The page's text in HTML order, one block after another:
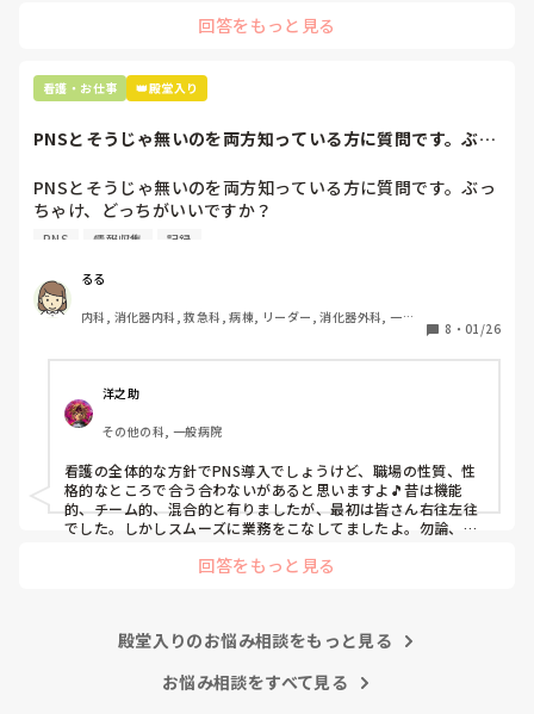
なんで頭回らなかったんだろう😭
市長さんは、
患者さんに迷惑かけたわけじゃないから大丈夫、
自分が情けなくて情けなくて😭
こんなバカな私をせめて笑い飛ばしてください笑
に出しちゃったり。(これは問題か💦)
回答をもっと見る
看護・お仕事 👑殿堂入り
PNSとそうじゃ無いのを両方知っている方に質問です。ぶっ
PNSとそうじゃ無いのを両方知っている方に質問です。ぶっ
ちゃけ、どっちがいいですか？
後、PNSを廃止しました。
私は、そのPNSを廃止した病棟からまだPNSをやっている病
棟に9月に異動してきました。
じざるを得ませんでした。
色々な病棟に入院したことのある患者さんも、「(私が異動
する前の病棟の方が)新人が患者から見てもよく動けてた
よ」と言っていました。
現病棟はPNSだけれども、結局は忙しくて、新人の面倒を見
てられず、清潔ケアや単純に点滴を繋げてくるなど、簡単な
仕事しか新人にさせていませんでした。PNSを廃止した病棟
では、イベントは必ずと言っていいほど新人に担当させて、
ることがどんどん増えていったと思っています。
朝の情報収集にも時間がかかり、結果、患者のことがわから
の意味があるのか疑問です。
PNS 情報収集 記録
るる
内科, 消化器内科, 救急科, 病棟, リーダー, 消化器外科, 一般
8 ・ 01/26
洋之助
その他の科, 一般病院
看護の全体的な方針でPNS導入でしょうけど、職場の性質、性
格的なところで合う合わないがあると思いますよ🎵昔は機能
的、チーム的、混合的と有りましたが、最初は皆さん右往左往
でした。しかしスムーズに業務をこなしてましたよ。勿論、指
と意見交換を行うべきと思いますよ🎵それに人手が足りないの
の向き合い方になると思いますよ🎵僕は昔の人間なので、昔は
いと思います。昔は患者様、スタッフ全員に目を配れる人が沢
回答をもっと見る
殿堂入りのお悩み相談をもっと見る
お悩み相談をすべて見る